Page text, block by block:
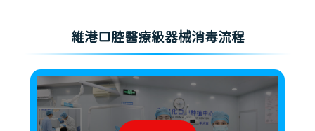
維港口腔醫療級器械消毒流程